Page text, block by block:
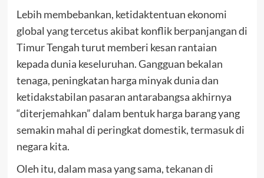
Lebih membebankan, ketidaktentuan ekonomi
global yang tercetus akibat konflik berpanjangan di
Timur Tengah turut memberi kesan rantaian
kepada dunia keseluruhan. Gangguan bekalan
tenaga, peningkatan harga minyak dunia dan
ketidakstabilan pasaran antarabangsa akhirnya
“diterjemahkan” dalam bentuk harga barang yang
semakin mahal di peringkat domestik, termasuk di
negara kita.
Oleh itu, dalam masa yang sama,tekanan di